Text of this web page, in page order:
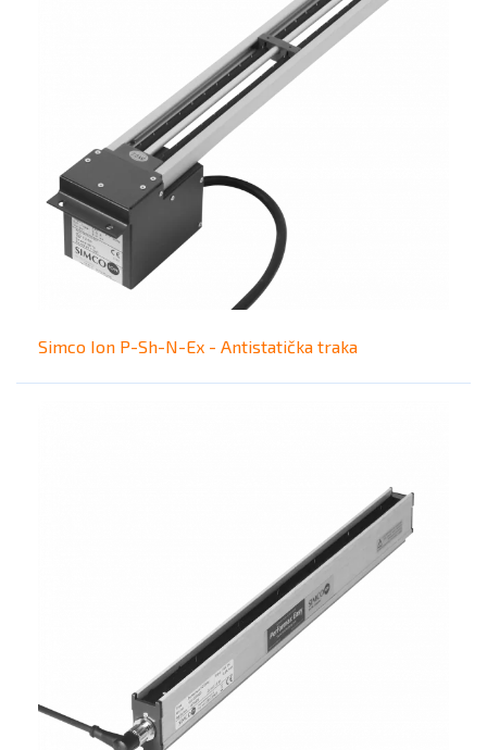
Simco Ion P-Sh-N-Ex - Antistatička traka